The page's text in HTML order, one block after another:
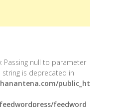
Passing null to parameter
string is deprecated in
public_ht
feedword